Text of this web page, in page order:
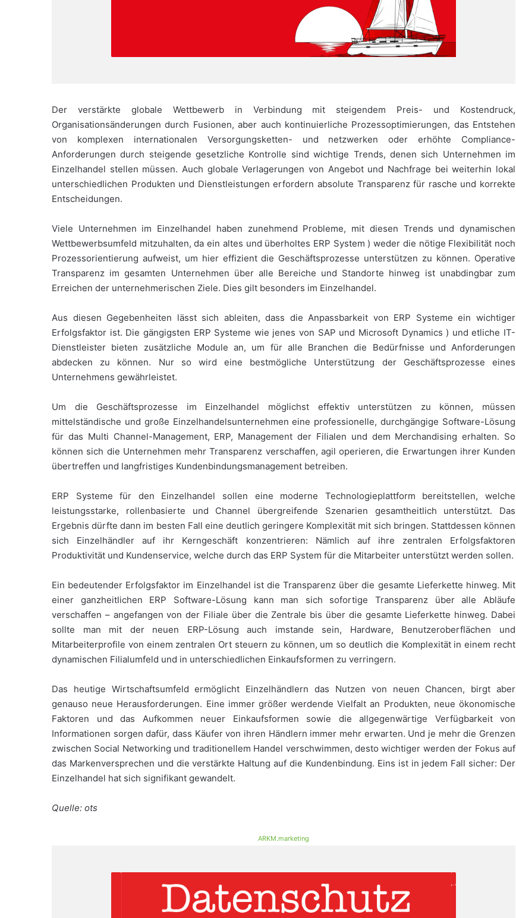
Der verstärkte globale Wettbewerb in Verbindung mit steigendem Preis- und Kostendruck,
Organisationsänderungen durch Fusionen, aber auch kontinuierliche Prozessoptimierungen, das Entstehen
von komplexen internationalen Versorgungsketten- und netzwerken oder erhöhte Compliance-
Anforderungen durch steigende gesetzliche Kontrolle sind wichtige Trends, denen sich Unternehmen im
Einzelhandel stellen müssen. Auch globale Verlagerungen von Angebot und Nachfrage bei weiterhin lokal
unterschiedlichen Produkten und Dienstleistungen erfordern absolute Transparenz für rasche und korrekte
Entscheidungen.
Viele Unternehmen im Einzelhandel haben zunehmend Probleme, mit diesen Trends und dynamischen
Wettbewerbsumfeld mitzuhalten, da ein altes und überholtes ERP System ) weder die nötige Flexibilität noch
Prozessorientierung aufweist, um hier effizient die Geschäftsprozesse unterstützen zu können. Operative
Transparenz im gesamten Unternehmen über alle Bereiche und Standorte hinweg ist unabdingbar zum
Erreichen der unternehmerischen Ziele. Dies gilt besonders im Einzelhandel.
Aus diesen Gegebenheiten lässt sich ableiten, dass die Anpassbarkeit von ERP Systeme ein wichtiger
Erfolgsfaktor ist. Die gängigsten ERP Systeme wie jenes von SAP und Microsoft Dynamics ) und etliche IT-
Dienstleister bieten zusätzliche Module an, um für alle Branchen die Bedürfnisse und Anforderungen
abdecken zu können. Nur so wird eine bestmögliche Unterstützung der Geschäftsprozesse eines
Unternehmens gewährleistet.
Um die Geschäftsprozesse im Einzelhandel möglichst effektiv unterstützen zu können, müssen
mittelständische und große Einzelhandelsunternehmen eine professionelle, durchgängige Software-Lösung
für das Multi Channel-Management, ERP, Management der Filialen und dem Merchandising erhalten. So
können sich die Unternehmen mehr Transparenz verschaffen, agil operieren, die Erwartungen ihrer Kunden
übertreffen und langfristiges Kundenbindungsmanagement betreiben.
ERP Systeme für den Einzelhandel sollen eine moderne Technologieplattform bereitstellen, welche
leistungsstarke, rollenbasierte und Channel übergreifende Szenarien gesamtheitlich unterstützt. Das
Ergebnis dürfte dann im besten Fall eine deutlich geringere Komplexität mit sich bringen. Stattdessen können
sich Einzelhändler auf ihr Kerngeschäft konzentrieren: Nämlich auf ihre zentralen Erfolgsfaktoren
Produktivität und Kundenservice, welche durch das ERP System für die Mitarbeiter unterstützt werden sollen.
Ein bedeutender Erfolgsfaktor im Einzelhandel ist die Transparenz über die gesamte Lieferkette hinweg. Mit
einer ganzheitlichen ERP Software-Lösung kann man sich sofortige Transparenz über alle Abläufe
verschaffen – angefangen von der Filiale über die Zentrale bis über die gesamte Lieferkette hinweg. Dabei
sollte man mit der neuen ERP-Lösung auch imstande sein, Hardware, Benutzeroberflächen und
Mitarbeiterprofile von einem zentralen Ort steuern zu können, um so deutlich die Komplexität in einem recht
dynamischen Filialumfeld und in unterschiedlichen Einkaufsformen zu verringern.
Das heutige Wirtschaftsumfeld ermöglicht Einzelhändlern das Nutzen von neuen Chancen, birgt aber
genauso neue Herausforderungen. Eine immer größer werdende Vielfalt an Produkten, neue ökonomische
Faktoren und das Aufkommen neuer Einkaufsformen sowie die allgegenwärtige Verfügbarkeit von
Informationen sorgen dafür, dass Käufer von ihren Händlern immer mehr erwarten. Und je mehr die Grenzen
zwischen Social Networking und traditionellem Handel verschwimmen, desto wichtiger werden der Fokus auf
das Markenversprechen und die verstärkte Haltung auf die Kundenbindung. Eins ist in jedem Fall sicher: Der
Einzelhandel hat sich signifikant gewandelt.
Quelle: ots
ARKM.marketing